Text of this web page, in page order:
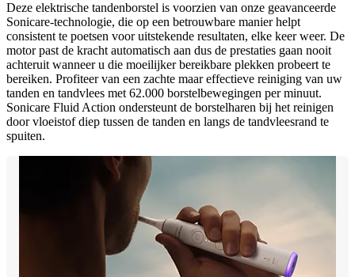
Deze elektrische tandenborstel is voorzien van onze geavanceerde
Sonicare-technologie, die op een betrouwbare manier helpt
consistent te poetsen voor uitstekende resultaten, elke keer weer. De
motor past de kracht automatisch aan dus de prestaties gaan nooit
achteruit wanneer u die moeilijker bereikbare plekken probeert te
bereiken. Profiteer van een zachte maar effectieve reiniging van uw
tanden en tandvlees met 62.000 borstelbewegingen per minuut.
Sonicare Fluid Action ondersteunt de borstelharen bij het reinigen
door vloeistof diep tussen de tanden en langs de tandvleesrand te
spuiten.